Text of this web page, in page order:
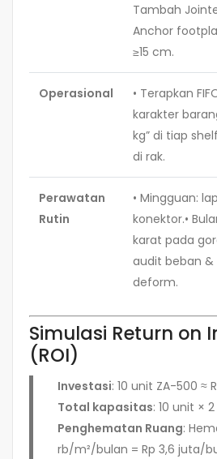
Tambah
Anchor
≥15 cm.
Operasional
• Terapkan
karakter
kg” di tiap
di rak.
Perawatan
Rutin
• Mingguan:
konektor.•
karat pada
audit beban
deform.
Simulasi Return on
(ROI)
Investasi: 10 unit ZA-500 ≈
Total kapasitas: 10 unit ×
Penghematan Ruang:
rb/m²/bulan = Rp 3,6 juta/